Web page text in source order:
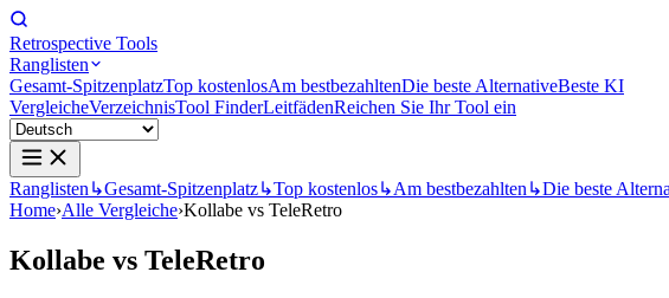
Retrospective Tools
Ranglisten
Gesamt-SpitzenplatzTop kostenlosAm bestbezahltenDie beste AlternativeBeste KI
VergleicheVerzeichnisTool FinderLeitfädenReichen Sie Ihr Tool ein
Ranglisten ↳Gesamt-Spitzenplatz↳Top kostenlos↳Am bestbezahlten ↳Die beste
Home›Alle Vergleiche›Kollabe vs TeleRetro
Kollabe vs TeleRetro